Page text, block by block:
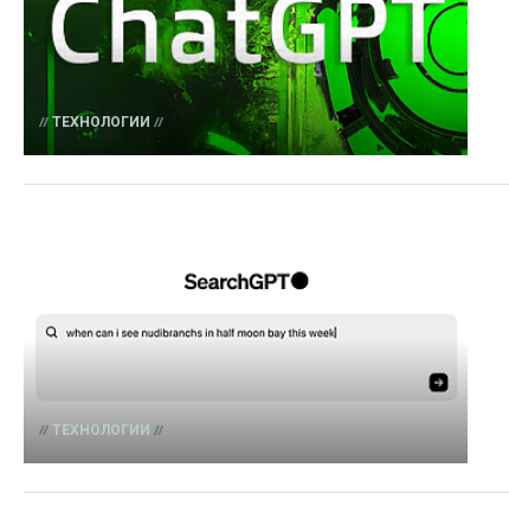
ТЕХНОЛОГИИ
ТЕХНОЛОГИИ